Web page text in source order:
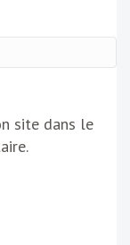
site dans le